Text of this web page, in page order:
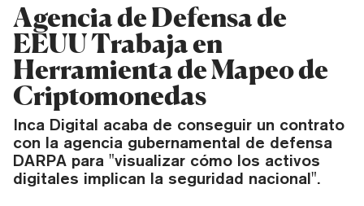
Agencia de Defensa de
EEUU Trabaja en
Herramienta de Mapeo de
Criptomonedas
Inca Digital acaba de conseguir un contrato
con la agencia gubernamental de defensa
DARPA para "visualizar cómo los activos
digitales implican la seguridad nacional".